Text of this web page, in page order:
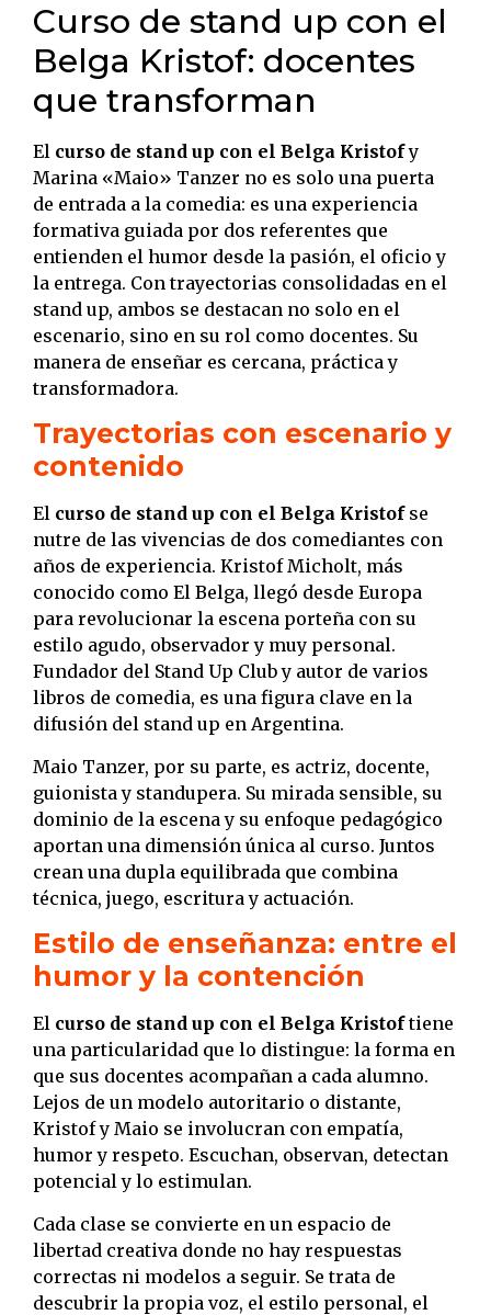
Curso de stand up con el
Belga Kristof: docentes
que transforman
El curso de stand up con el Belga Kristofy
Marina «Maio» Tanzer no es solo una puerta
de entrada a la comedia: es una experiencia
formativa guiada por dos referentes que
entienden el humor desde la pasión, el oficio y
la entrega. Con trayectorias consolidadas en el
stand up, ambos se destacan no solo en el
escenario, sino en su rol como docentes. Su
manera de enseñar es cercana, práctica y
transformadora.
Trayectorias con escenario y
contenido
El curso de stand up con el Belga Kristofse
nutre de las vivencias de dos comediantes con
años de experiencia. Kristof Micholt, más
conocido como El Belga, llegó desde Europa
para revolucionar la escena porteña con su
estilo agudo, observador y muy personal.
Fundador del Stand Up Club y autor de varios
libros de comedia, es una figura clave en la
difusión del stand up en Argentina.
Maio Tanzer, por su parte, es actriz, docente,
guionista y standupera. Su mirada sensible, su
dominio de la escena y su enfoque pedagógico
aportan una dimensión única al curso. Juntos
crean una dupla equilibrada que combina
técnica, juego, escritura y actuación.
Estilo de enseñanza: entre el
humor y la contención
El curso de stand up con el Belga Kristoftiene
una particularidad que lo distingue: la forma en
que sus docentes acompañan a cada alumno.
Lejos de un modelo autoritario o distante,
Kristof y Maio se involucran con empatía,
humor y respeto. Escuchan, observan, detectan
potencial y lo estimulan.
Cada clase se convierte en un espacio de
libertad creativa donde no hay respuestas
correctas ni modelos a seguir. Se trata de
descubrir la propia voz, el estilo personal, el